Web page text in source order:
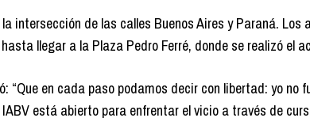
intersección de las calles Buenos Aires y Paraná. Los
llegar a la Plaza Pedro Ferré, donde se realizó el
“Que en cada paso podamos decir con libertad: yo no
está abierto para enfrentar el vicio a través de